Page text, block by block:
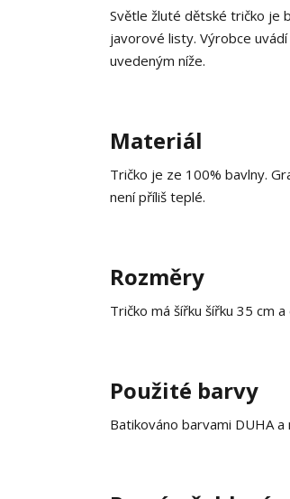
Světle žluté dětské tričko je
javorové listy. Výrobce
uvedeným níže.
Materiál
Tričko je ze 100% bavlny.
není příliš teplé.
Rozměry
Tričko má šířku šířku 35 cm
Použité barvy
Batikováno barvami DUHA